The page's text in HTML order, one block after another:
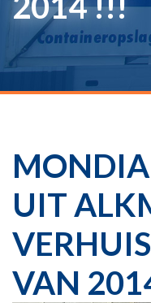
UIT
VAN